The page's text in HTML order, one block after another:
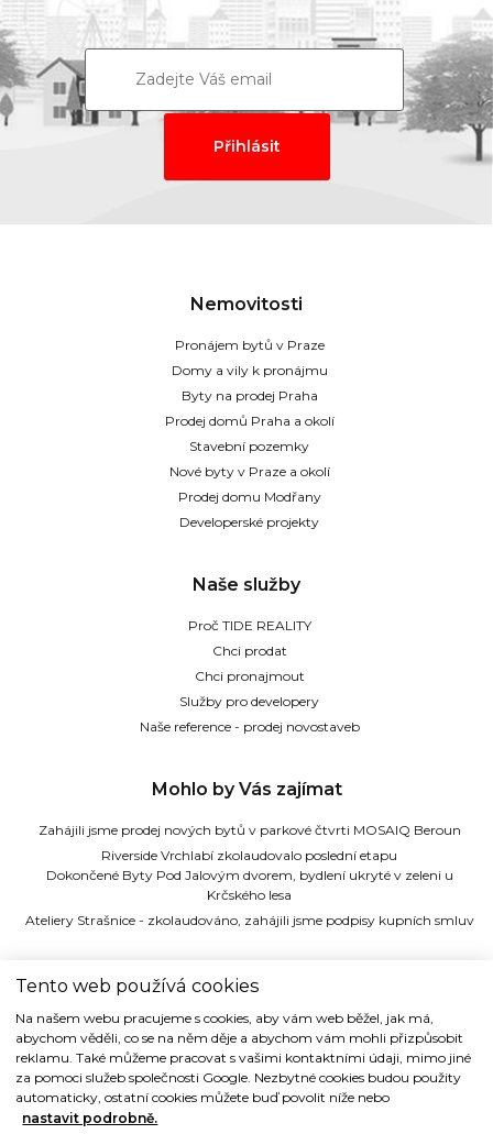
Nemovitosti
Pronájem bytů v Praze
Domy a vily k pronájmu
Byty na prodej Praha
Prodej domů Praha a okolí
Stavební pozemky
Nové byty v Praze a okolí
Prodej domu Modřany
Developerské projekty
Naše služby
Proč TIDE REALITY
Chci prodat
Chci pronajmout
Služby pro developery
Naše reference - prodej novostaveb
Mohlo by Vás zajímat
Zahájili jsme prodej nových bytů v parkové čtvrti MOSAIQ Beroun
Riverside Vrchlabí zkolaudovalo poslední etapu
Dokončené Byty Pod Jalovým dvorem, bydlení ukryté v zeleni u
Krčského lesa
Ateliery Strašnice - zkolaudováno, zahájili jsme podpisy kupních smluv
TIDE REALITY s.r.o.
Dřevná 2, 128 00 Praha 2
Tel: (+420) 224 914 914
e-mail:info@tide.cz
Tento web používá cookies
Na našem webu pracujeme s cookies, aby vám web běžel, jak má,
abychom věděli, co se na něm děje a abychom vám mohli přizpůsobit
reklamu. Také můžeme pracovat s vašimi kontaktními údaji, mimo jiné
za pomoci služeb společnosti Google. Nezbytné cookies budou použity
automaticky, ostatní cookies můžete buď povolit níže nebo
nastavit podrobně.